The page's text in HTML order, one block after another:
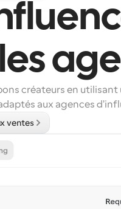
créateurs en utilisant
aux agences
ventes